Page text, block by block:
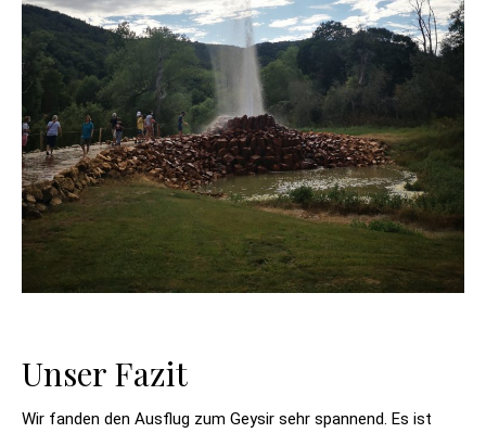
Unser Fazit
Wir fanden den Ausflug zum Geysir sehr spannend. Es ist